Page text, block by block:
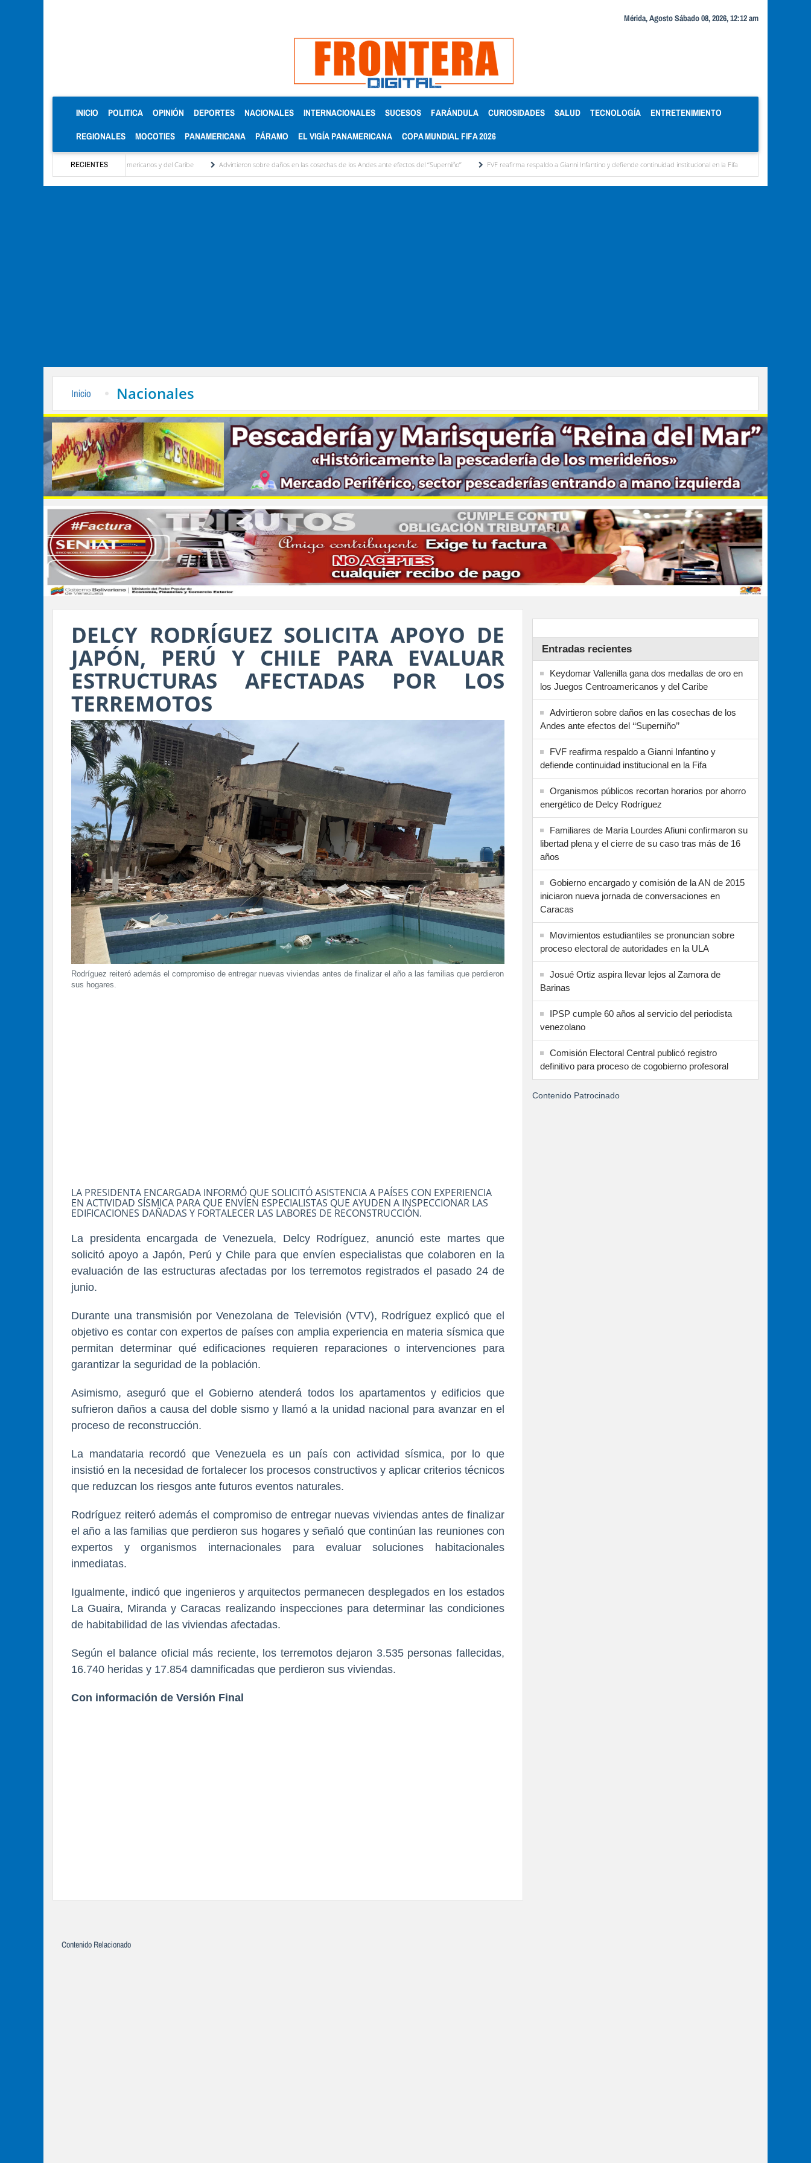
Mérida, Agosto Sábado 08, 2026, 12:12 am
INICIO (CURRENT)
POLITICA OPINIÓN DEPORTES NACIONALES INTERNACIONALES SUCESOS FARÁNDULA CURIOSIDADES SALUD TECNOLOGÍA ENTRETENIMIENTO
REGIONALES MOCOTIES PANAMERICANA PÁRAMO EL VIGÍA PANAMERICANA COPA MUNDIAL FIFA 2026
RECIENTES
oro en los Juegos Centroamericanos y del Caribe Advirtieron sobre daños en las cosechas de los Andes ante efectos del ‘‘Superniño’’ FVF reafirma respaldo a Gianni Infantino y defiende continuidad institucional en la Fifa Organismos públicos recortan
Inicio Nacionales
DELCY RODRÍGUEZ SOLICITA APOYO DE
JAPÓN, PERÚ Y CHILE PARA EVALUAR
ESTRUCTURAS AFECTADAS POR LOS
TERREMOTOS
Rodríguez reiteró además el compromiso de entregar nuevas viviendas antes de finalizar el año a las familias que perdieron
sus hogares.
LA PRESIDENTA ENCARGADA INFORMÓ QUE SOLICITÓ ASISTENCIA A PAÍSES CON EXPERIENCIA
EN ACTIVIDAD SÍSMICA PARA QUE ENVÍEN ESPECIALISTAS QUE AYUDEN A INSPECCIONAR LAS
EDIFICACIONES DAÑADAS Y FORTALECER LAS LABORES DE RECONSTRUCCIÓN.
La presidenta encargada de Venezuela, Delcy Rodríguez, anunció este martes que
solicitó apoyo a Japón, Perú y Chile para que envíen especialistas que colaboren en la
evaluación de las estructuras afectadas por los terremotos registrados el pasado 24 de
junio.
Durante una transmisión por Venezolana de Televisión (VTV), Rodríguez explicó que el
objetivo es contar con expertos de países con amplia experiencia en materia sísmica que
permitan determinar qué edificaciones requieren reparaciones o intervenciones para
garantizar la seguridad de la población.
Asimismo, aseguró que el Gobierno atenderá todos los apartamentos y edificios que
sufrieron daños a causa del doble sismo y llamó a la unidad nacional para avanzar en el
proceso de reconstrucción.
La mandataria recordó que Venezuela es un país con actividad sísmica, por lo que
insistió en la necesidad de fortalecer los procesos constructivos y aplicar criterios técnicos
que reduzcan los riesgos ante futuros eventos naturales.
Rodríguez reiteró además el compromiso de entregar nuevas viviendas antes de finalizar
el año a las familias que perdieron sus hogares y señaló que continúan las reuniones con
expertos y organismos internacionales para evaluar soluciones habitacionales
inmediatas.
Igualmente, indicó que ingenieros y arquitectos permanecen desplegados en los estados
La Guaira, Miranda y Caracas realizando inspecciones para determinar las condiciones
de habitabilidad de las viviendas afectadas.
Según el balance oficial más reciente, los terremotos dejaron 3.535 personas fallecidas,
16.740 heridas y 17.854 damnificadas que perdieron sus viviendas.
Con información de Versión Final
Entradas recientes
Keydomar Vallenilla gana dos medallas de oro en
los Juegos Centroamericanos y del Caribe
Advirtieron sobre daños en las cosechas de los
Andes ante efectos del ‘‘Superniño’’
FVF reafirma respaldo a Gianni Infantino y
defiende continuidad institucional en la Fifa
Organismos públicos recortan horarios por ahorro
energético de Delcy Rodríguez
Familiares de María Lourdes Afiuni confirmaron su
libertad plena y el cierre de su caso tras más de 16
años
Gobierno encargado y comisión de la AN de 2015
iniciaron nueva jornada de conversaciones en
Caracas
Movimientos estudiantiles se pronuncian sobre
proceso electoral de autoridades en la ULA
Josué Ortiz aspira llevar lejos al Zamora de
Barinas
IPSP cumple 60 años al servicio del periodista
venezolano
Comisión Electoral Central publicó registro
definitivo para proceso de cogobierno profesoral
Contenido Patrocinado
Contenido Relacionado